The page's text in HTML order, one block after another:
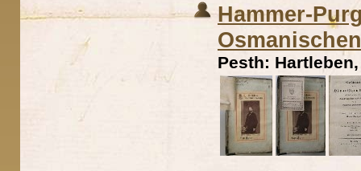
Hammer-
Pesth: